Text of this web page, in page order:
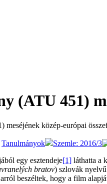
(ATU 451)
közép-európai
Tanulmányok Szemle: 2016/3
egy esztendeje[1] láthatta a
bratov) szlovák
beszéltek, hogy a film